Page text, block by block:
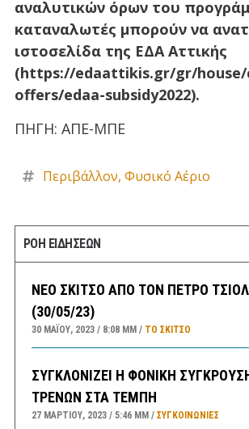
αναλυτικών όρων του
καταναλωτές μπορούν να
ιστοσελίδα της ΕΔΑ Αττικής
(https://edaattikis.gr/gr/
offers/edaa-subsidy2022).
ΠΗΓΗ: ΑΠΕ-ΜΠΕ
Περιβάλλον, Φυσικό Αέριο
ΡΟΗ ΕΙΔΗΣΕΩΝ
ΝΕΟ ΣΚΙΤΣΟ ΑΠΟ ΤΟΝ ΠΕΤΡΟ
(30/05/23)
30 ΜΑΪ́ΟΥ, 2023 8:08 ΜΜ ΤΟ ΣΚΊΤΣΟ
ΣΥΓΚΛΟΝΙΖΕΙ Η ΦΟΝΙΚΗ
ΤΡΕΝΩΝ ΣΤΑ ΤΕΜΠΗ
27 ΜΑΡΤΊΟΥ, 2023 5:46 ΜΜ ΣΥΓΚΟΙΝΩΝΊΕΣ